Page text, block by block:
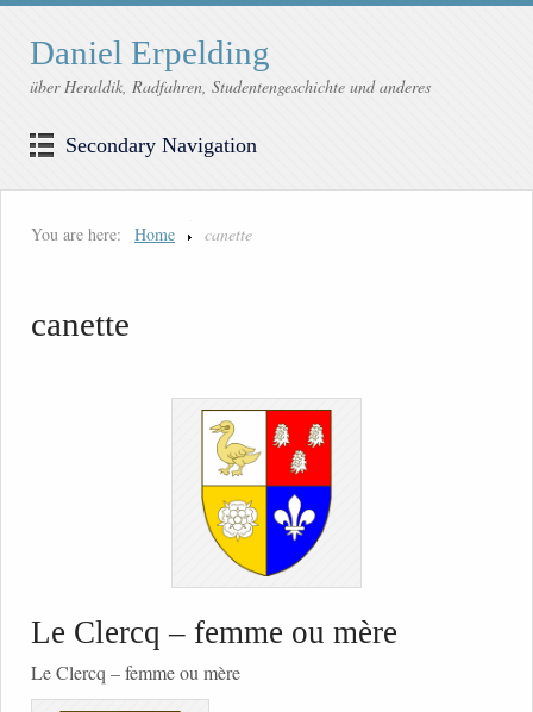
Daniel Erpelding
über Heraldik, Radfahren, Studentengeschichte und anderes
Secondary Navigation
You are here: Home canette
canette
Le Clercq – femme ou mère
Le Clercq – femme ou mère